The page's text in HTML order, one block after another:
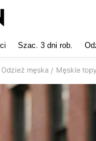
Szac. 3 dni rob.
Odzież męska / Męskie topy